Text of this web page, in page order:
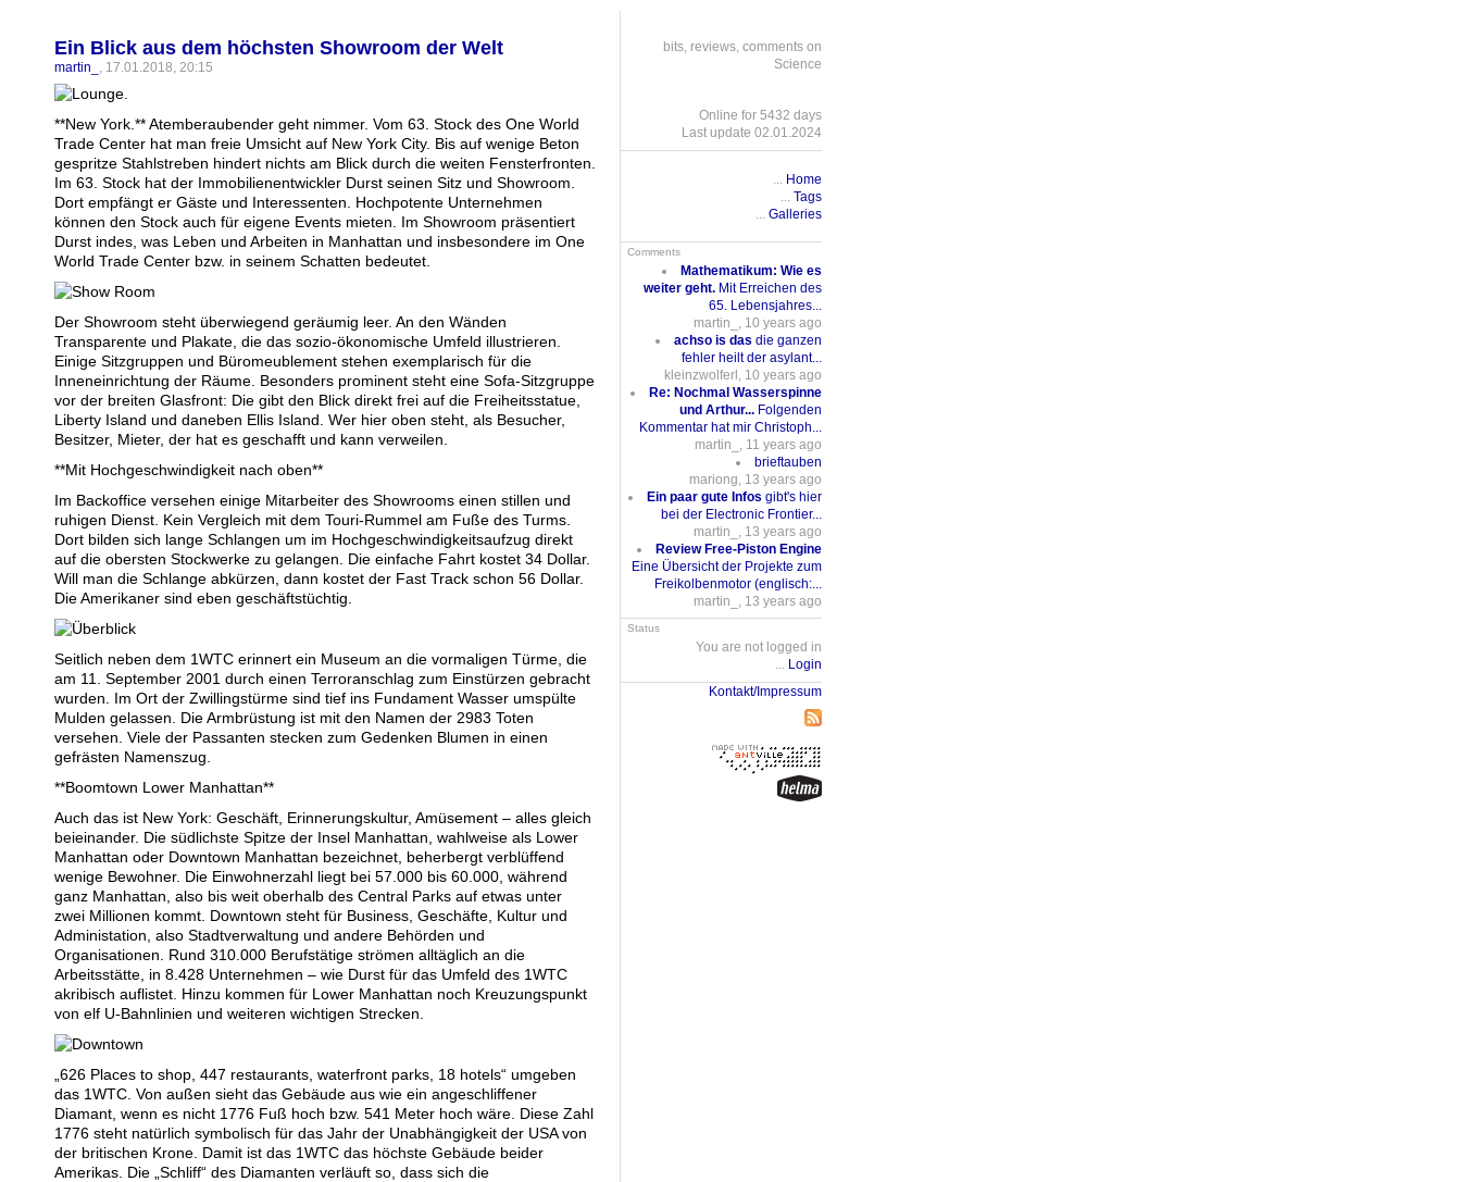
Ein Blick aus dem höchsten Showroom der Welt
martin_ , 17.01.2018, 20:15
**New York.** Atemberaubender geht nimmer. Vom 63. Stock des One World
Trade Center hat man freie Umsicht auf New York City. Bis auf wenige Beton
gespritze Stahlstreben hindert nichts am Blick durch die weiten Fensterfronten.
Im 63. Stock hat der Immobilienentwickler Durst seinen Sitz und Showroom.
Dort empfängt er Gäste und Interessenten. Hochpotente Unternehmen
können den Stock auch für eigene Events mieten. Im Showroom präsentiert
Durst indes, was Leben und Arbeiten in Manhattan und insbesondere im One
World Trade Center bzw. in seinem Schatten bedeutet.
Der Showroom steht überwiegend geräumig leer. An den Wänden
Transparente und Plakate, die das sozio-ökonomische Umfeld illustrieren.
Einige Sitzgruppen und Büromeublement stehen exemplarisch für die
Inneneinrichtung der Räume. Besonders prominent steht eine Sofa-Sitzgruppe
vor der breiten Glasfront: Die gibt den Blick direkt frei auf die Freiheitsstatue,
Liberty Island und daneben Ellis Island. Wer hier oben steht, als Besucher,
Besitzer, Mieter, der hat es geschafft und kann verweilen.
**Mit Hochgeschwindigkeit nach oben**
Im Backoffice versehen einige Mitarbeiter des Showrooms einen stillen und
ruhigen Dienst. Kein Vergleich mit dem Touri-Rummel am Fuße des Turms.
Dort bilden sich lange Schlangen um im Hochgeschwindigkeitsaufzug direkt
auf die obersten Stockwerke zu gelangen. Die einfache Fahrt kostet 34 Dollar.
Will man die Schlange abkürzen, dann kostet der Fast Track schon 56 Dollar.
Die Amerikaner sind eben geschäftstüchtig.
Seitlich neben dem 1WTC erinnert ein Museum an die vormaligen Türme, die
am 11. September 2001 durch einen Terroranschlag zum Einstürzen gebracht
wurden. Im Ort der Zwillingstürme sind tief ins Fundament Wasser umspülte
Mulden gelassen. Die Armbrüstung ist mit den Namen der 2983 Toten
versehen. Viele der Passanten stecken zum Gedenken Blumen in einen
gefrästen Namenszug.
**Boomtown Lower Manhattan**
Auch das ist New York: Geschäft, Erinnerungskultur, Amüsement – alles gleich
beieinander. Die südlichste Spitze der Insel Manhattan, wahlweise als Lower
Manhattan oder Downtown Manhattan bezeichnet, beherbergt verblüffend
wenige Bewohner. Die Einwohnerzahl liegt bei 57.000 bis 60.000, während
ganz Manhattan, also bis weit oberhalb des Central Parks auf etwas unter
zwei Millionen kommt. Downtown steht für Business, Geschäfte, Kultur und
Administation, also Stadtverwaltung und andere Behörden und
Organisationen. Rund 310.000 Berufstätige strömen alltäglich an die
Arbeitsstätte, in 8.428 Unternehmen – wie Durst für das Umfeld des 1WTC
akribisch auflistet. Hinzu kommen für Lower Manhattan noch Kreuzungspunkt
von elf U-Bahnlinien und weiteren wichtigen Strecken.
„626 Places to shop, 447 restaurants, waterfront parks, 18 hotels“ umgeben
das 1WTC. Von außen sieht das Gebäude aus wie ein angeschliffener
Diamant, wenn es nicht 1776 Fuß hoch bzw. 541 Meter hoch wäre. Diese Zahl
1776 steht natürlich symbolisch für das Jahr der Unabhängigkeit der USA von
der britischen Krone. Damit ist das 1WTC das höchste Gebäude beider
Amerikas. Die „Schliff“ des Diamanten verläuft so, dass sich die
bits, reviews, comments on
Science
Online for 5432 days
Last update 02.01.2024
Home
Tags
Galleries
Comments
Mathematikum: Wie es
weiter geht. Mit Erreichen des
65. Lebensjahres...
martin_, 10 years ago
achso is das die ganzen
fehler heilt der asylant...
kleinzwolferl, 10 years ago
Re: Nochmal Wasserspinne
und Arthur... Folgenden
Kommentar hat mir Christoph...
martin_, 11 years ago
brieftauben
mariong, 13 years ago
Ein paar gute Infos gibt's hier
bei der Electronic Frontier...
martin_, 13 years ago
Review Free-Piston Engine
Eine Übersicht der Projekte zum
Freikolbenmotor (englisch:...
martin_, 13 years ago
Status
You are not logged in
... Login
Kontakt/Impressum